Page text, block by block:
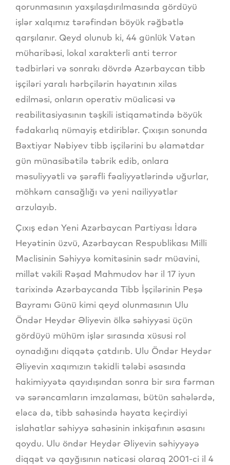
qorunmasının yaxşılaşdırılmasında gördüyü
işlər xalqımız tərəfindən böyük rəğbətlə
qarşılanır. Qeyd olunub ki, 44 günlük Vətən
müharibəsi, lokal xarakterli anti terror
tədbirləri və sonrakı dövrdə Azərbaycan tibb
işçiləri yaralı hərbçilərin həyatının xilas
edilməsi, onların operativ müalicəsi və
reabilitasiyasının təşkili istiqamətində böyük
fədakarlıq nümayiş etdiriblər. Çıxışın sonunda
Bəxtiyar Nəbiyev tibb işçilərini bu əlamətdar
gün münasibətilə təbrik edib, onlara
məsuliyyətli və şərəfli fəaliyyətlərində uğurlar,
möhkəm cansağlığı və yeni nailiyyətlər
arzulayıb.
Çıxış edən Yeni Azərbaycan Partiyası İdarə
Heyətinin üzvü, Azərbaycan Respublikası Milli
Məclisinin Səhiyyə komitəsinin sədr müavini,
millət vəkili Rəşad Mahmudov hər il 17 iyun
tarixində Azərbaycanda Tibb İşçilərinin Peşə
Bayramı Günü kimi qeyd olunmasının Ulu
Öndər Heydər Əliyevin ölkə səhiyyəsi üçün
gördüyü mühüm işlər sırasında xüsusi rol
oynadığını diqqətə çatdırıb. Ulu Öndər Heydər
Əliyevin xaqımızın təkidli tələbi əsasında
hakimiyyətə qayıdışından sonra bir sıra fərman
və sərəncamların imzalaması, bütün sahələrdə,
eləcə də, tibb sahəsində həyata keçirdiyi
islahatlar səhiyyə sahəsinin inkişafının əsasını
qoydu. Ulu öndər Heydər Əliyevin səhiyyəyə
diqqət və qayğısının nəticəsi olaraq 2001-ci il 4